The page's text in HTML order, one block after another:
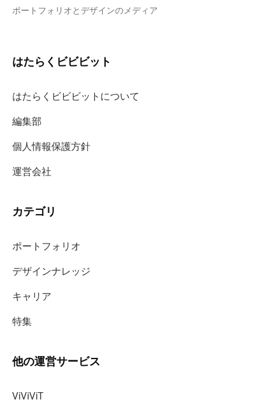
ポートフォリオとデザインのメディア
はたらくビビビット
はたらくビビビットについて
編集部
個人情報保護方針
運営会社
カテゴリ
ポートフォリオ
デザインナレッジ
キャリア
特集
他の運営サービス
ViViViT